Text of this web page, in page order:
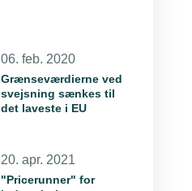
06. feb. 2020
Grænseværdierne ved
svejsning sænkes til
det laveste i EU
20. apr. 2021
"Pricerunner" for